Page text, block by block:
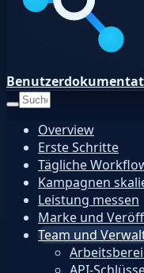
Overview
Erste Schritte
Tägliche
Kampagnen
Leistung messen
Marke und
Team und